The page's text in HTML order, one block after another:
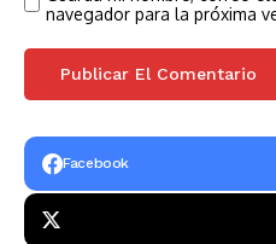
navegador para la próxima
Facebook